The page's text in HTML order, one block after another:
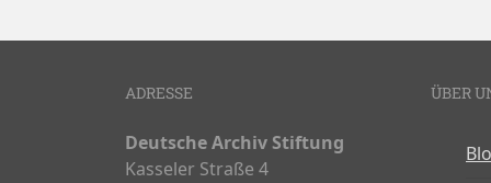
ADRESSE
Deutsche Archiv Stiftung
Kasseler Straße 4
ÜBER